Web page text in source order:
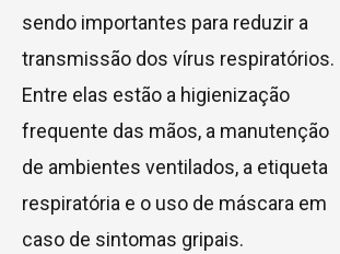
sendo importantes para reduzir a
transmissão dos vírus respiratórios.
Entre elas estão a higienização
frequente das mãos, a manutenção
de ambientes ventilados, a etiqueta
respiratória e o uso de máscara em
caso de sintomas gripais.